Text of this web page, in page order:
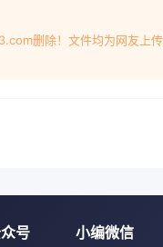
在气化炉内使其悬浮
气化反应，于两股氧
，主要是由于水煤浆
煤浆气化炉的容量为
嘴呈180°对置， 最
删除！文件均为网友上
号 小编微信